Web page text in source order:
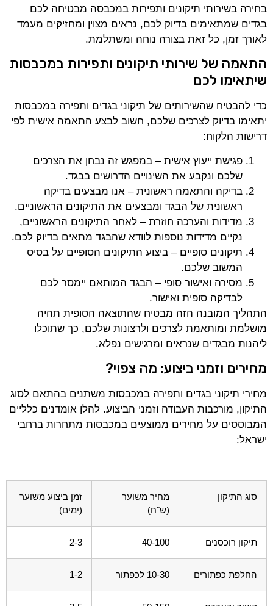
בחירה בשירותי תיקונים ותפירות במכבסה מבטיחה לכם
בגדים שמתאימים בדיוק לכם, נראים מצוין ומחזיקים מעמד
לאורך זמן, כל זאת בצורה נוחה ומשתלמת.
התאמה של שירותי תיקונים ותפירות במכבסות
שיתאימו לכם
כדי להבטיח שהשירותים של תיקוני בגדים ותפירה במכבסות
יתאימו בדיוק לצרכים שלכם, חשוב לבצע התאמה אישית לפי
דרישות הלקוח:
פגישת ייעוץ אישית – במפגש זה נבחן את הצרכים
שלכם ונקבע את השינויים הדרושים בבגד.
בדיקה והתאמה ראשונית – אנו מבצעים בדיקה
ראשונית של הבגד ומבצעים את התיקונים הראשוניים.
מדידות והערכה חוזרת – לאחר התיקונים הראשוניים,
נקיים מדידות נוספות לוודא שהבגד מתאים בדיוק לכם.
תיקונים סופיים – ביצוע התיקונים הסופיים על בסיס
המשוב שלכם.
מסירה ואישור סופי – הבגד המותאם יימסר לכם
לבדיקה סופית ואישור.
התהליך המובנה הזה מבטיח שהתוצאה הסופית תהיה
מושלמת ומותאמת לצרכים ולרצונות שלכם, כך שתוכלו
ליהנות מבגדים שנראים ומרגישים נפלא.
מחירים וזמני ביצוע: מה צפוי?
מחירי תיקוני בגדים ותפירה במכבסות משתנים בהתאם לסוג
התיקון, מורכבות העבודה וזמני הביצוע. להלן אומדנים כלליים
המבוססים על מחירים ממוצעים במכבסות מתחרות ברחבי
ישראל:
סוג התיקון
מחיר משוער
(ש"ח)
זמן ביצוע משוער
(ימים)
תיקון רוכסנים 40-100
2-3
החלפת כפתורים 10-30 לכפתור 1-2